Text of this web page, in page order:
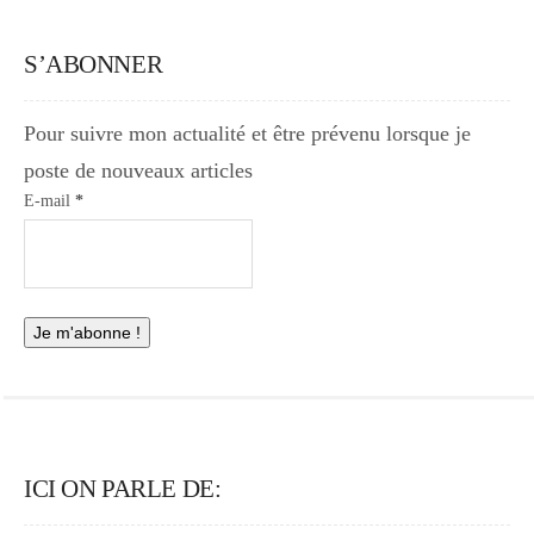
S’ABONNER
Pour suivre mon actualité et être prévenu lorsque je
poste de nouveaux articles
E-mail *
ICI ON PARLE DE: